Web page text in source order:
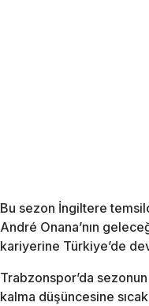
Bu sezon İngiltere
André Onana’nın
kariyerine Türkiye’de
Trabzonspor’da
kalma düşüncesine